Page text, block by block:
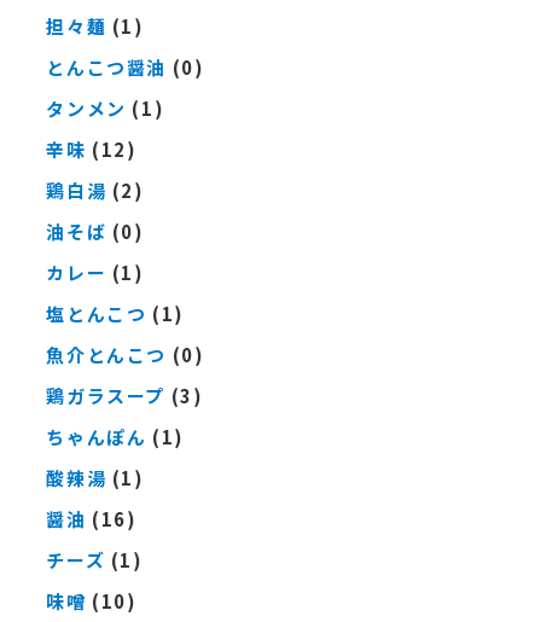
担々麺 (1)
とんこつ醤油 (0)
タンメン (1)
辛味 (12)
鶏白湯 (2)
油そば (0)
カレー (1)
塩とんこつ (1)
魚介とんこつ (0)
鶏ガラスープ (3)
ちゃんぽん (1)
酸辣湯 (1)
醤油 (16)
チーズ (1)
味噌 (10)